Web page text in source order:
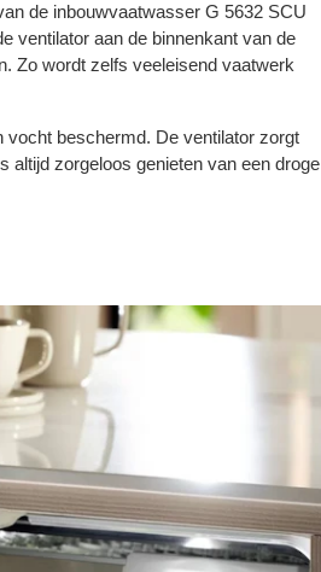
de inbouwvaatwasser G 5632 SCU
ventilator aan de binnenkant van de
Zo wordt zelfs veeleisend vaatwerk
vocht beschermd. De ventilator zorgt
altijd zorgeloos genieten van een droge